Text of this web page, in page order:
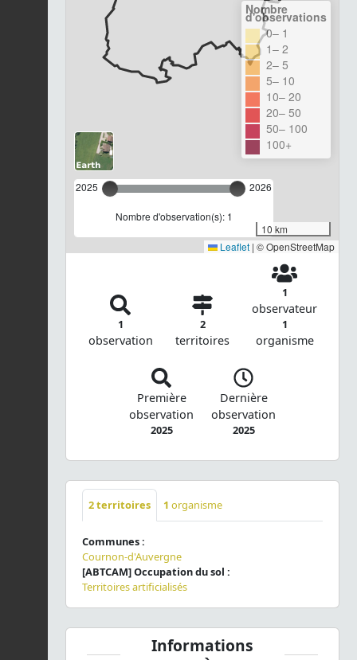
2025 2026
Nombre d'observation(s): 1
Nombre
d'observations
0– 1
1– 2
2– 5
5– 10
10– 20
20– 50
50– 100
100+
10 km
Leaflet | © OpenStreetMap
1
observation
2
territoires
1
observateur
1
organisme
Première
observation
2025
Dernière
observation
2025
2territoires 1 organisme
Communes :
Cournon-d'Auvergne
[ABTCAM] Occupation du sol :
Territoires artificialisés
Informations